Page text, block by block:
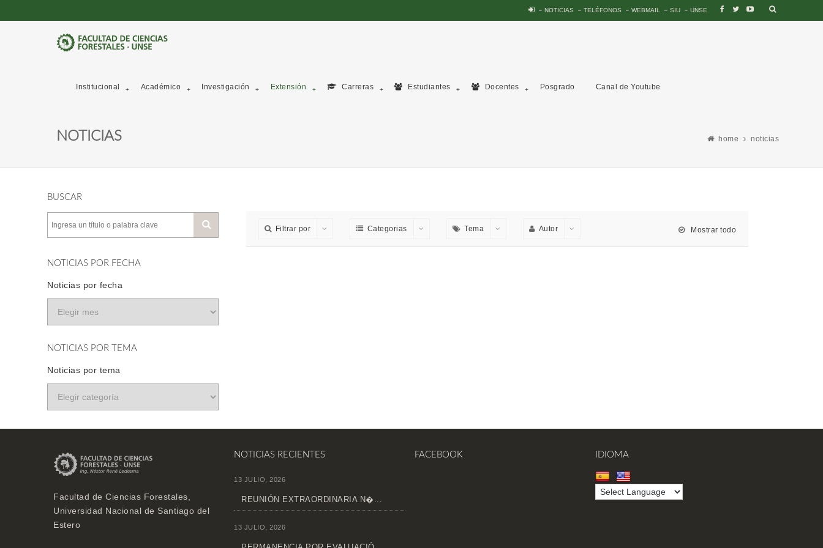
NOTICIAS TELÉFONOS WEBMAIL SIU UNSE
Institucional Académico Investigación Extensión Carreras Estudiantes Docentes Posgrado Canal de Youtube
NOTICIAS home noticias
BUSCAR
NOTICIAS POR FECHA
Noticias por fecha
NOTICIAS POR TEMA
Noticias por tema
Filtrar por Categorias Tema Autor Mostrar todo
Facultad de Ciencias Forestales,
Universidad Nacional de Santiago del
Estero
NOTICIAS RECIENTES
13 JULIO, 2026
REUNIÓN EXTRAORDINARIA N�...
13 JULIO, 2026
FACEBOOK IDIOMA